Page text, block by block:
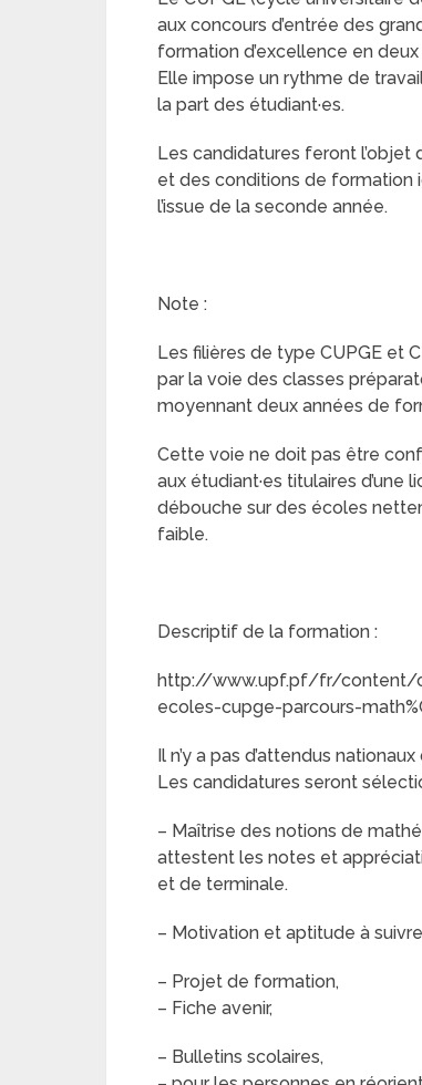
aux concours d’entrée des
formation d’excellence en
Elle impose un rythme de
la part des étudiant·es.
Les candidatures feront l’objet
et des conditions de formation
l’issue de la seconde année.
Note :
Les filières de type CUPGE et
par la voie des classes
moyennant deux années de
Cette voie ne doit pas être
aux étudiant·es titulaires
débouche sur des écoles
faible.
Descriptif de la formation :
http://www.upf.pf/fr/content/
ecoles-cupge-parcours-
Il n’y a pas d’attendus
Les candidatures seront
– Maîtrise des notions de
attestent les notes et
et de terminale.
– Motivation et aptitude à
– Projet de formation,
– Fiche avenir,
– Bulletins scolaires,